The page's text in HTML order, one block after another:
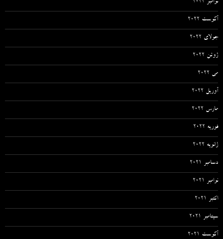
نوامبر 2022
آگوست 2022
جولای 2022
ژوئن 2022
می 2022
آوریل 2022
مارس 2022
فوریه 2022
ژانویه 2022
دسامبر 2021
نوامبر 2021
اکتبر 2021
سپتامبر 2021
آگوست 2021